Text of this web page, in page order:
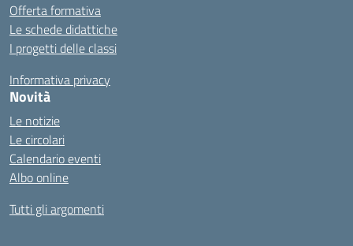
Offerta formativa
Le schede didattiche
I progetti delle classi
Informativa privacy
Novità
Le notizie
Le circolari
Calendario eventi
Albo online
Tutti gli argomenti